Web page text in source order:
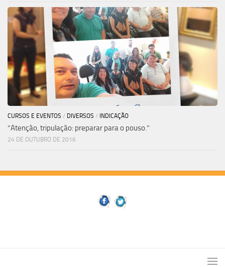
CURSOS E EVENTOS / DIVERSOS / INDICAÇÃO
“Atenção, tripulação: preparar para o pouso.”
24 DE OUTUBRO DE 2016